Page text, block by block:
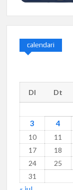
calendari
Dl Dt
3
4
10
11
17
18
24
25
31